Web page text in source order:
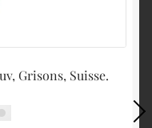
Grisons, Suisse.